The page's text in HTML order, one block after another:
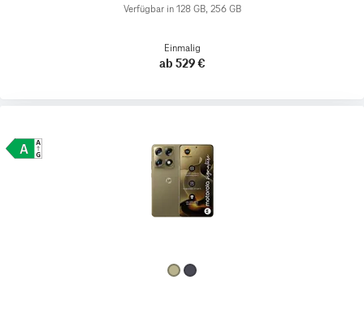
Verfügbar in 128 GB, 256 GB
Einmalig
ab 529 €